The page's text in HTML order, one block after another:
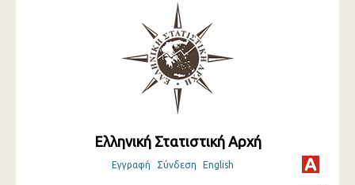
Ελληνική Στατιστική Αρχή
Εγγραφή Σύνδεση English